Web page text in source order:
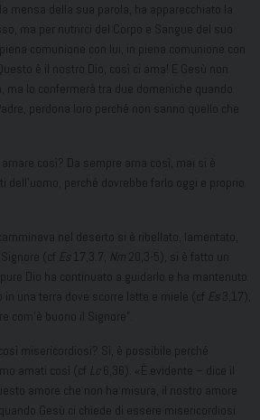
mensa della sua parola, ha apparecchiato la
ma per nutrirci del Corpo e Sangue del suo
comunione con lui, in piena comunione con
è il nostro Dio, così ci ama! E Gesù non
ma lo confermerà tra due domeniche quando
perdona loro perché non sanno quello che
così? Da sempre ama così, mai si è
dell’uomo, perché dovrebbe farlo oggi e proprio
nel deserto si è ribellato, lamentato,
(cf Es 17,3.7; Nm 20,3-5), si è fatto un
Dio ha continuato a guidarlo e ha mantenuto
una terra dove scorre latte e miele (cf Es 3,17),
com’è buono il Signore”.
misericordiosi? Sì, è possibile perché
amati così (cf Lc 6,36). «È evidente – dice il
amore che non ha misura, il nostro amore
Gesù ci chiede di essere misericordiosi